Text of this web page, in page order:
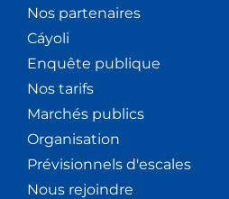
Nos partenaires
Cáyoli
Enquête publique
Nos tarifs
Marchés publics
Organisation
Prévisionnels d'escales
Nous rejoindre